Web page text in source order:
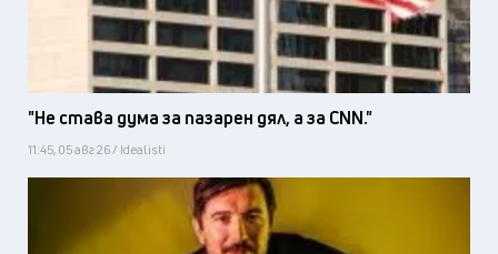
"Не става дума за пазарен дял, а за CNN."
11:45, 05 авг 26 / Idealisti